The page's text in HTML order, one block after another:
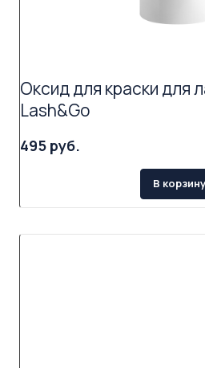
Оксид для краски для
Lash&Go
495 руб.
В корзину